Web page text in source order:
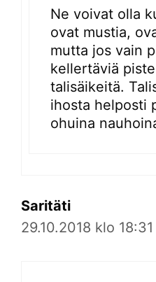
Ne voivat olla
ovat mustia,
mutta jos vain
kellertäviä
talisäikeitä.
ihosta helposti
ohuina
Saritäti
29.10.2018 klo 18:31